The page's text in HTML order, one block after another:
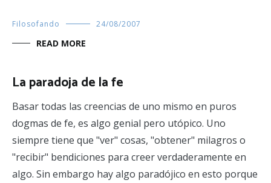
Filosofando 24/08/2007
READ MORE
La paradoja de la fe
Basar todas las creencias de uno mismo en puros
dogmas de fe, es algo genial pero utópico. Uno
siempre tiene que "ver" cosas, "obtener" milagros o
"recibir" bendiciones para creer verdaderamente en
algo. Sin embargo hay algo paradójico en esto porque